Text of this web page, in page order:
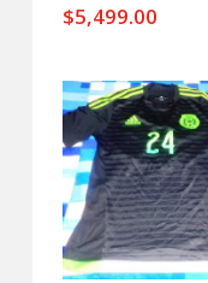
$5,499.00